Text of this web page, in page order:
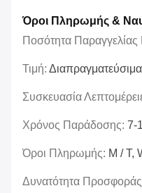
Όροι Πληρωμής &
Ποσότητα Παραγγελίας
Τιμή: Διαπραγματεύσιμα
Συσκευασία
Χρόνος Παράδοσης: 7-
Όροι Πληρωμής: Μ / Τ,
Δυνατότητα